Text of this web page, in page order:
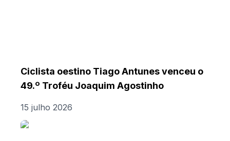
Ciclista oestino Tiago Antunes venceu o
49.º Troféu Joaquim Agostinho
15 julho 2026